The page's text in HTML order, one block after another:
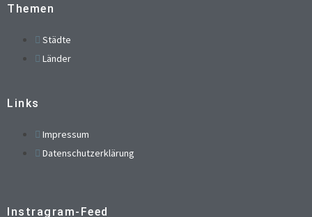
Themen
Städte
Länder
Links
Impressum
Datenschutzerklärung
Instragram-Feed